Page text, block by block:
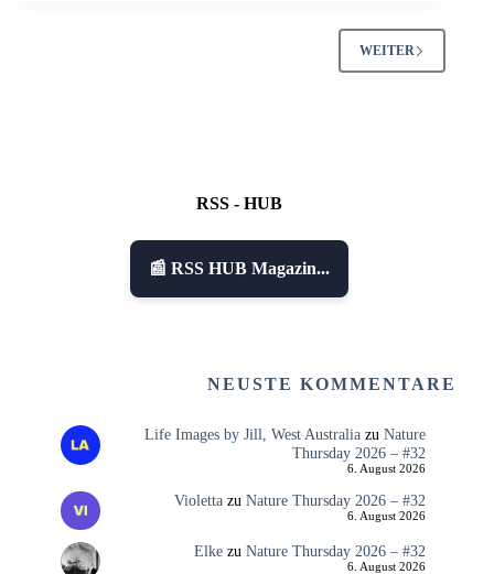
WEITER
RSS - HUB
📰 RSS HUB Magazin...
NEUSTE KOMMENTARE
Life Images by Jill, West Australiazu Nature
Thursday 2026 – #32
6. August 2026
Violettazu Nature Thursday 2026 – #32
6. August 2026
Elkezu Nature Thursday 2026 – #32
6. August 2026